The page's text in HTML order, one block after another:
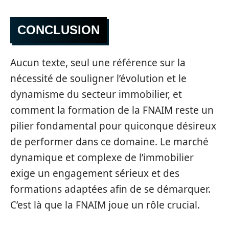
CONCLUSION
Aucun texte, seul une référence sur la
nécessité de souligner l’évolution et le
dynamisme du secteur immobilier, et
comment la formation de la FNAIM reste un
pilier fondamental pour quiconque désireux
de performer dans ce domaine. Le marché
dynamique et complexe de l’immobilier
exige un engagement sérieux et des
formations adaptées afin de se démarquer.
C’est là que la FNAIM joue un rôle crucial.